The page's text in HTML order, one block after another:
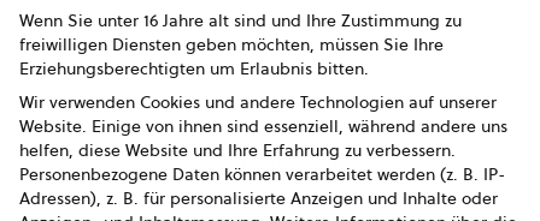
Impressum
Datenschutz
AGB
AGB Marketing GmbH
AGB Bildung
Wenn Sie unter 16 Jahre alt sind und Ihre Zustimmung zu
freiwilligen Diensten geben möchten, müssen Sie Ihre
Erziehungsberechtigten um Erlaubnis bitten.
Wir verwenden Cookies und andere Technologien auf unserer
Website. Einige von ihnen sind essenziell, während andere uns
helfen, diese Website und Ihre Erfahrung zu verbessern.
Personenbezogene Daten können verarbeitet werden (z. B. IP-
Adressen), z. B. für personalisierte Anzeigen und Inhalte oder